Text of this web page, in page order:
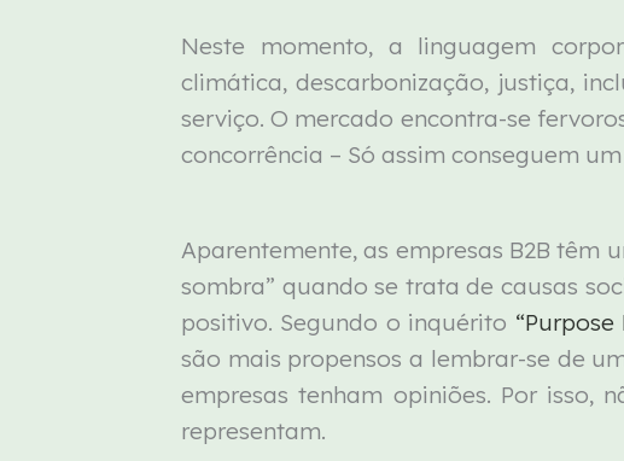
Neste momento, a linguagem
climática, descarbonização, justiça,
serviço. O mercado encontra-se
concorrência – Só assim conseguem
Aparentemente, as empresas B2B têm
sombra” quando se trata de causas
positivo. Segundo o inquérito “Purpose
são mais propensos a lembrar-se de
empresas tenham opiniões. Por isso,
representam.